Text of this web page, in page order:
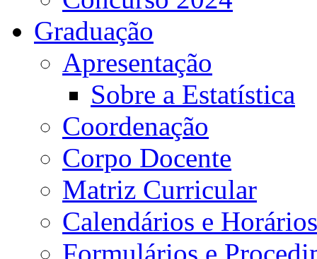
Graduação
Apresentação
Sobre a Estatística
Coordenação
Corpo Docente
Matriz Curricular
Calendários e Horários
Formulários e